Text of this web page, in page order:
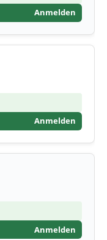
Anmelden
Anmelden
Anmelden